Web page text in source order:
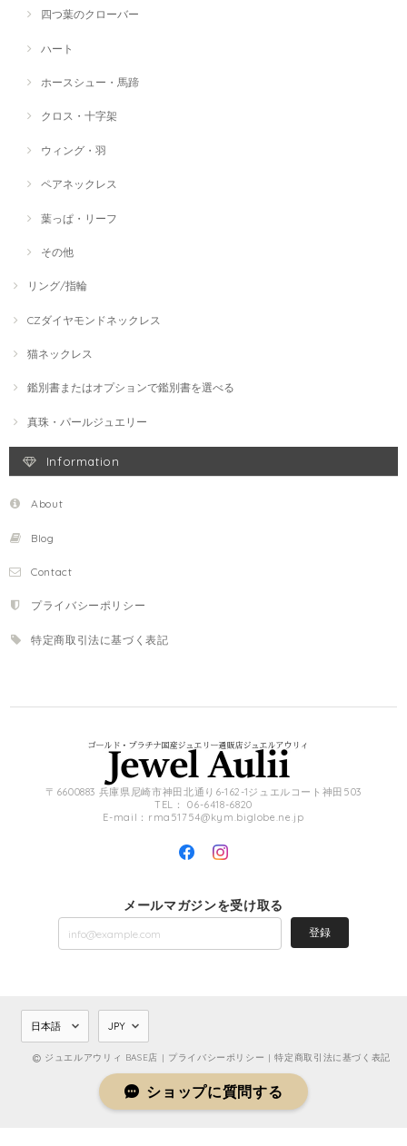
四つ葉のクローバー
ハート
ホースシュー・馬蹄
クロス・十字架
ウィング・羽
ペアネックレス
葉っぱ・リーフ
その他
リング/指輪
CZダイヤモンドネックレス
猫ネックレス
鑑別書またはオプションで鑑別書を選べる
真珠・パールジュエリー
Information
About
Blog
Contact
プライバシーポリシー
特定商取引法に基づく表記
〒6600883 兵庫県尼崎市神田北通り6-162-1ジュエルコート神田503
TEL： 06-6418-6820
E-mail： rma51754@kym.biglobe.ne.jp
メールマガジンを受け取る
登録
ジュエルアウリィ BASE店 | プライバシーポリシー |特定商取引法に基づく表記
ショップに質問する